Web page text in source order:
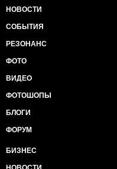
НОВОСТИ
СОБЫТИЯ
РЕЗОНАНС
ФОТО
ВИДЕО
ФОТОШОПЫ
БЛОГИ
ФОРУМ
БИЗНЕС